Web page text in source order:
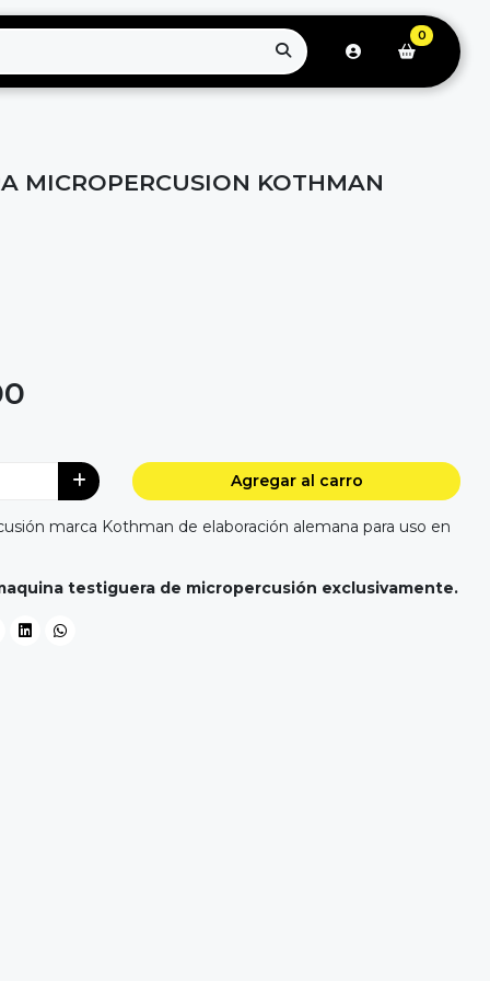
0
MICROPERCUSION KOTHMAN
Agregar al carro
marca Kothman de elaboración alemana para uso en
testiguera de micropercusión exclusivamente.